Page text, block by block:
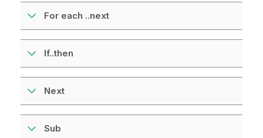
For each ..next
If..then
Next
Sub